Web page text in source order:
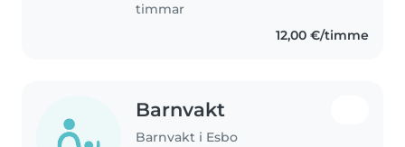
timmar
12,00 €/timme
Barnvakt
Barnvakt i Esbo